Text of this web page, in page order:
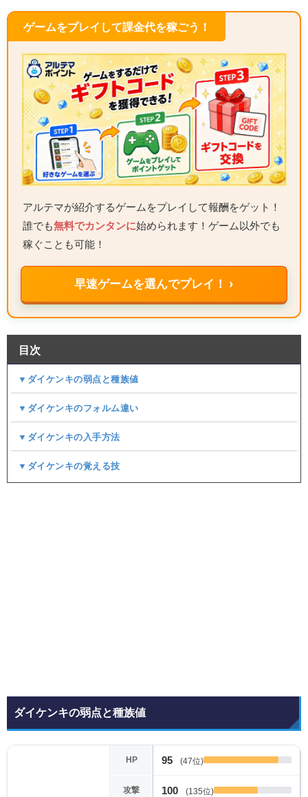
ゲームをプレイして課金代を稼ごう！
アルテマが紹介するゲームをプレイして報酬をゲット！
誰でも無料でカンタンに始められます！ゲーム以外でも
稼ぐことも可能！
早速ゲームを選んでプレイ！ ›
目次
▼ダイケンキの弱点と種族値
▼ダイケンキのフォルム違い
▼ダイケンキの入手方法
▼ダイケンキの覚える技
ダイケンキの弱点と種族値
HP 95 (47位)
攻撃 100 (135位)